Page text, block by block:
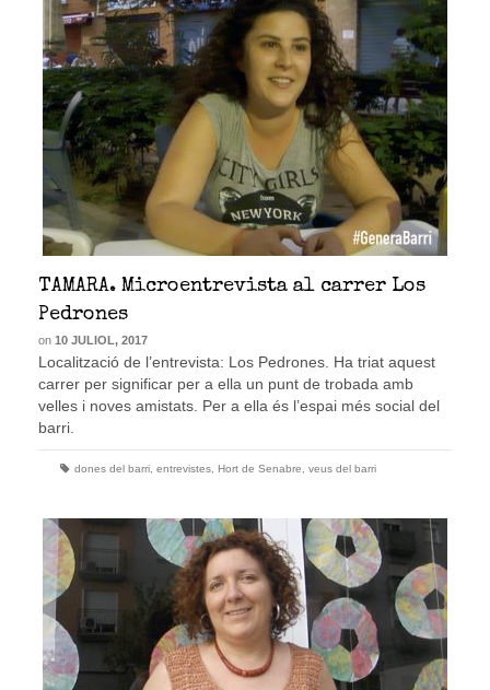
TAMARA. Microentrevista al carrer Los
Pedrones
on 10 JULIOL, 2017
Localització de l’entrevista: Los Pedrones. Ha triat aquest
carrer per significar per a ella un punt de trobada amb
velles i noves amistats. Per a ella és l’espai més social del
barri.
dones del barri entrevistes Hort de Senabre veus del barri